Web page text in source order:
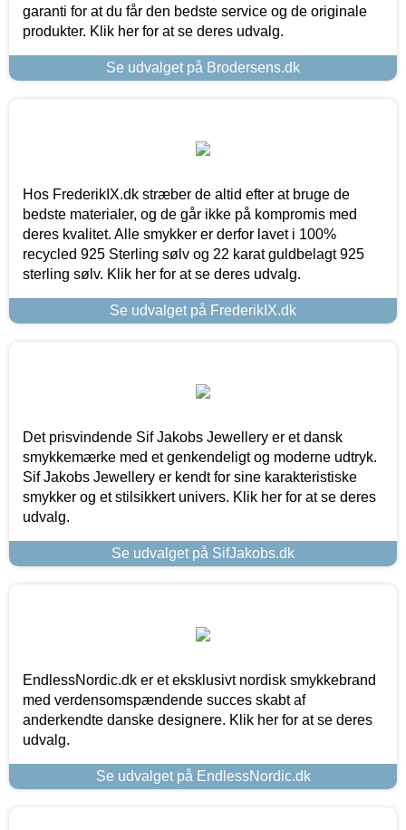
garanti for at du får den bedste service og de originale
produkter. Klik her for at se deres udvalg.
Se udvalget på Brodersens.dk
Hos FrederikIX.dk stræber de altid efter at bruge de
bedste materialer, og de går ikke på kompromis med
deres kvalitet. Alle smykker er derfor lavet i 100%
recycled 925 Sterling sølv og 22 karat guldbelagt 925
sterling sølv. Klik her for at se deres udvalg.
Se udvalget på FrederikIX.dk
Det prisvindende Sif Jakobs Jewellery er et dansk
smykkemærke med et genkendeligt og moderne udtryk.
Sif Jakobs Jewellery er kendt for sine karakteristiske
smykker og et stilsikkert univers. Klik her for at se deres
udvalg.
Se udvalget på SifJakobs.dk
EndlessNordic.dk er et eksklusivt nordisk smykkebrand
med verdensomspændende succes skabt af
anderkendte danske designere. Klik her for at se deres
udvalg.
Se udvalget på EndlessNordic.dk